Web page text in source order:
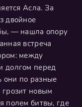
Асла. За
двойное
— нашла опору
встреча
между
долгом перед
они по разные
новым
полем битвы, где